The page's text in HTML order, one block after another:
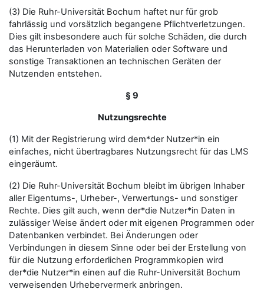
(3) Die Ruhr-Universität Bochum haftet nur für grob
fahrlässig und vorsätzlich begangene Pflichtverletzungen.
Dies gilt insbesondere auch für solche Schäden, die durch
das Herunterladen von Materialien oder Software und
sonstige Transaktionen an technischen Geräten der
Nutzenden entstehen.
§ 9
Nutzungsrechte
(1) Mit der Registrierung wird dem*der Nutzer*in ein
einfaches, nicht übertragbares Nutzungsrecht für das LMS
eingeräumt.
(2) Die Ruhr-Universität Bochum bleibt im übrigen Inhaber
aller Eigentums-, Urheber-, Verwertungs- und sonstiger
Rechte. Dies gilt auch, wenn der*die Nutzer*in Daten in
zulässiger Weise ändert oder mit eigenen Programmen oder
Datenbanken verbindet. Bei Änderungen oder
Verbindungen in diesem Sinne oder bei der Erstellung von
für die Nutzung erforderlichen Programmkopien wird
der*die Nutzer*in einen auf die Ruhr-Universität Bochum
verweisenden Urhebervermerk anbringen.